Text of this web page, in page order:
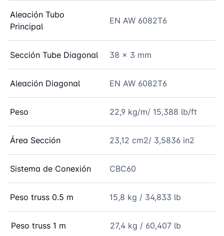
Aleación Tubo
Principal
EN AW 6082T6
Sección Tube Diagonal 38 x 3 mm
Aleación Diagonal EN AW 6082T6
Peso 22,9 kg/m/ 15,388 lb/ft
Área Sección 23,12 cm2/ 3,5836 in2
Sistema de Conexión CBC60
Peso truss 0.5 m 15,8 kg / 34,833 lb
Peso truss 1 m 27,4 kg / 60,407 lb